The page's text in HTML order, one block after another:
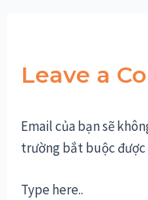
Leave a
Email của bạn sẽ
trường bắt buộc được
Type here..